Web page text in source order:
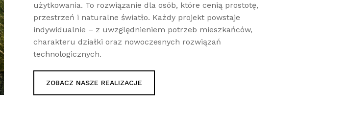
użytkowania. To rozwiązanie dla osób, które cenią prostotę,
przestrzeń i naturalne światło. Każdy projekt powstaje
indywidualnie – z uwzględnieniem potrzeb mieszkańców,
charakteru działki oraz nowoczesnych rozwiązań
technologicznych.
ZOBACZ NASZE REALIZACJE